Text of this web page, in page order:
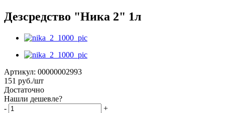
Дезсредство "Ника 2" 1л
Артикул: 00000002993
151 руб./шт
Достаточно
Нашли дешевле?
-
+